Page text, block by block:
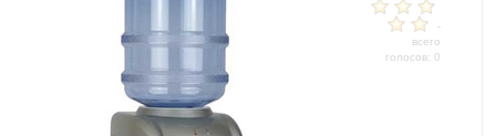
-
всего
голосов: 0